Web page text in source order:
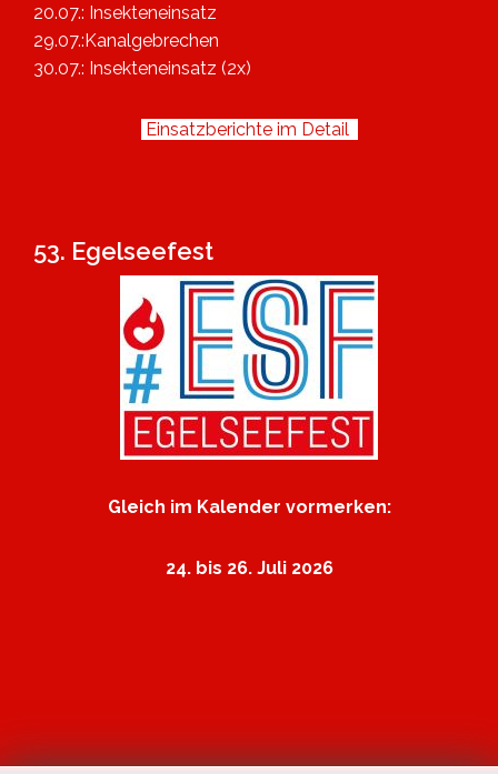
20.07.: Insekteneinsatz
29.07.:Kanalgebrechen
30.07.: Insekteneinsatz (2x)
Einsatzberichte im Detail
53. Egelseefest
Gleich im Kalender vormerken:
24. bis 26. Juli 2026